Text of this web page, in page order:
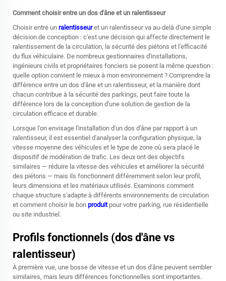
Comment choisir entre un dos d'âne et un ralentisseur
Choisir entre un ralentisseuret un ralentisseur va au-delà d'une simple
décision de conception : c'est une décision qui affecte directement le
ralentissement de la circulation, la sécurité des piétons et l'efficacité
du flux véhiculaire. De nombreux gestionnaires d'installations,
ingénieurs civils et propriétaires fonciers se posent la même question :
quelle option convient le mieux à mon environnement ? Comprendre la
différence entre un dos d'âne et un ralentisseur, et la manière dont
chacun contribue à la sécurité des parkings, peut faire toute la
différence lors de la conception d'une solution de gestion de la
circulation efficace et durable.
Lorsque l'on envisage l'installation d'un dos d'âne par rapport à un
ralentisseur, il est essentiel d'analyser la configuration physique, la
vitesse moyenne des véhicules et le type de zone où sera placé le
dispositif de modération de trafic. Les deux ont des objectifs
similaires — réduire la vitesse des véhicules et améliorer la sécurité
des piétons — mais ils fonctionnent différemment selon leur profil,
leurs dimensions et les matériaux utilisés. Examinons comment
chaque structure s'adapte à différents environnements de circulation
et comment choisir le bon produit pour votre parking, rue résidentielle
ou site industriel.
Profils fonctionnels (dos d'âne vs
ralentisseur)
À première vue, une bosse de vitesse et un dos d'âne peuvent sembler
similaires, mais leurs différences fonctionnelles sont importantes.